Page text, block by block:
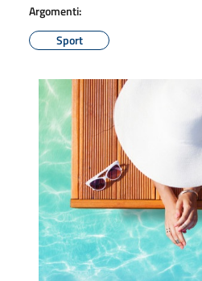
Argomenti:
Sport